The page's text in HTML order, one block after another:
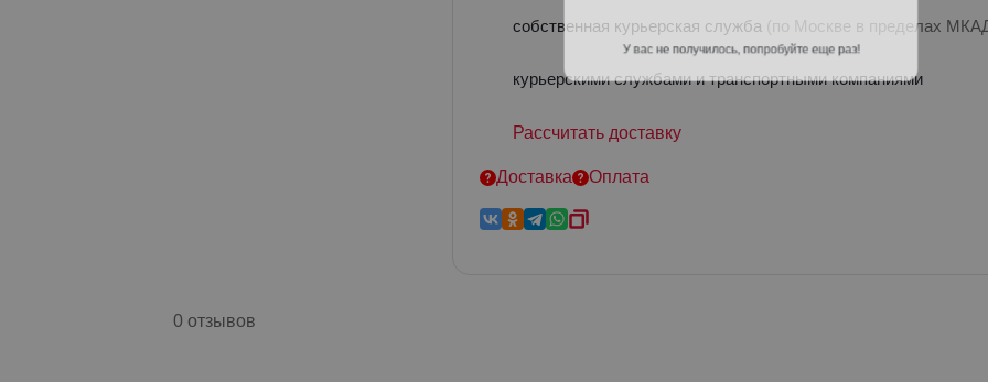
0 отзывов
собственная курьерская служба(по Москве в пределах
курьерскими службами и транспортными компаниями
Рассчитать доставку
Доставка Оплата
У вас не получилось, попробуйте еще раз!